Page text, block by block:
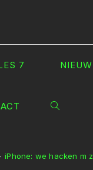
7
TOGGLE
iPhone: we hacken m